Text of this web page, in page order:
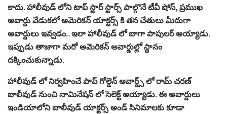
కాదు. హాలీవుడ్ లోని టాప్ స్టార్ స్టార్స్ పాల్గొనే టీవీ షోస్, ప్రముఖ
అవార్డు వేడుకలో అమెరికన్ యాక్టర్స్ కి తన చేతులు మీదుగా
అవార్డులు ఇవ్వడం.. ఇలా హాలీవుడ్ లో బాగా పాపులర్ అయ్యాడు.
ఇప్పుడు తాజాగా మరో అమెరికన్ అవార్డుల్లో స్థానం
దక్కించుకున్నాడు.
హాలీవుడ్ లో నిర్వహించే పాప్ గోల్డెన్ అవార్డ్స్ లో రామ్ చరణ్
బాలీవుడ్ నుంచి నామినేషన్ లో సెలెక్ట్ అయ్యాడు. ఈ అవార్డులు
ఇండియాలోని బాలీవుడ్ యాక్టర్స్ అండ్ సినిమాలకు కూడా